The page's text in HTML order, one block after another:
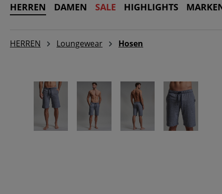
HERREN DAMEN SALE HIGHLIGHTS
HERREN Loungewear Hosen